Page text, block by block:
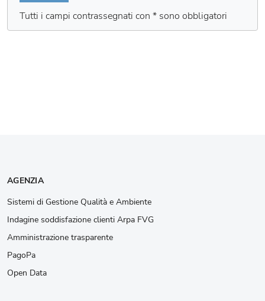
Tutti i campi contrassegnati con * sono obbligatori
AGENZIA
Sistemi di Gestione Qualità e Ambiente
Indagine soddisfazione clienti Arpa FVG
Amministrazione trasparente
PagoPa
Open Data